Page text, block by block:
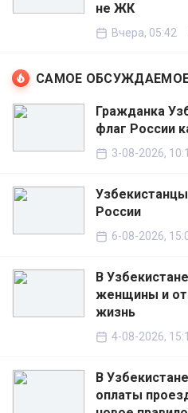
не ЖК
Вчера, 05:42
САМОЕ
Гражданка
флаг России
3-08-2026,
России
6-08-2026,
В
женщины и
жизнь
4-08-2026,
В
оплаты